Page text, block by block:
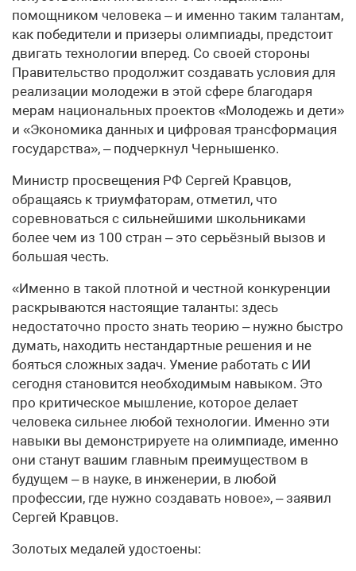
помощником человека – и именно таким талантам,
как победители и призеры олимпиады, предстоит
двигать технологии вперед. Со своей стороны
Правительство продолжит создавать условия для
реализации молодежи в этой сфере благодаря
мерам национальных проектов «Молодежь и дети»
и «Экономика данных и цифровая трансформация
государства», – подчеркнул Чернышенко.
Министр просвещения РФ Сергей Кравцов,
обращаясь к триумфаторам, отметил, что
соревноваться с сильнейшими школьниками
более чем из 100 стран – это серьёзный вызов и
большая честь.
«Именно в такой плотной и честной конкуренции
раскрываются настоящие таланты: здесь
недостаточно просто знать теорию – нужно быстро
думать, находить нестандартные решения и не
бояться сложных задач. Умение работать с ИИ
сегодня становится необходимым навыком. Это
про критическое мышление, которое делает
человека сильнее любой технологии. Именно эти
навыки вы демонстрируете на олимпиаде, именно
они станут вашим главным преимуществом в
будущем – в науке, в инженерии, в любой
профессии, где нужно создавать новое», – заявил
Сергей Кравцов.
Золотых медалей удостоены: